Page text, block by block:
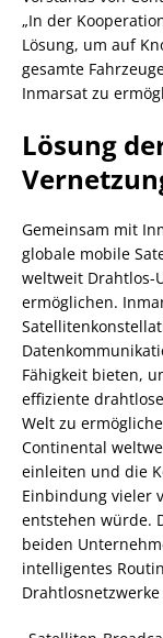
„In der
Lösung, um auf
gesamte
Inmarsat zu
Lösung
Gemeinsam mit
globale mobile
weltweit Drahtlos-
ermöglichen.
Fähigkeit bieten,
effiziente
Welt zu
Continental
einleiten und die
Einbindung vieler
entstehen würde.
beiden
intelligentes